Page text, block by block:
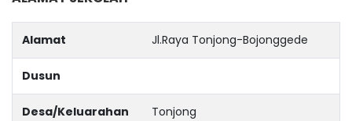
Alamat Jl.Raya Tonjong-Bojonggede
Dusun
Desa/Keluarahan Tonjong